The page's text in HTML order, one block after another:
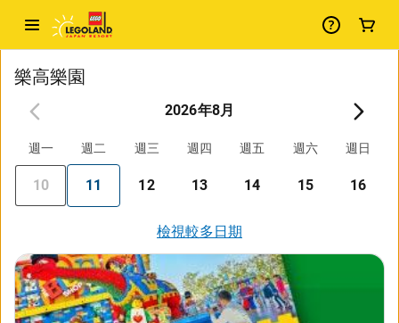
樂高樂園
2026年8月
週一 週二 週三 週四 週五 週六 週日
10 11 12 13 14 15 16
檢視較多日期